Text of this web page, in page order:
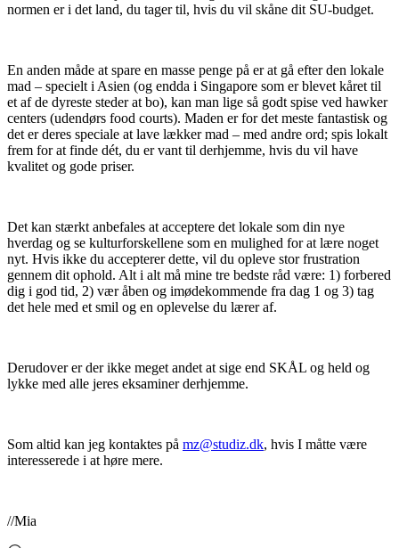
normen er i det land, du tager til, hvis du vil skåne dit SU-budget.
En anden måde at spare en masse penge på er at gå efter den lokale
mad – specielt i Asien (og endda i Singapore som er blevet kåret til
et af de dyreste steder at bo), kan man lige så godt spise ved hawker
centers (udendørs food courts). Maden er for det meste fantastisk og
det er deres speciale at lave lækker mad – med andre ord; spis lokalt
frem for at finde dét, du er vant til derhjemme, hvis du vil have
kvalitet og gode priser.
Det kan stærkt anbefales at acceptere det lokale som din nye
hverdag og se kulturforskellene som en mulighed for at lære noget
nyt. Hvis ikke du accepterer dette, vil du opleve stor frustration
gennem dit ophold. Alt i alt må mine tre bedste råd være: 1) forbered
dig i god tid, 2) vær åben og imødekommende fra dag 1 og 3) tag
det hele med et smil og en oplevelse du lærer af.
Derudover er der ikke meget andet at sige end SKÅL og held og
lykke med alle jeres eksaminer derhjemme.
Som altid kan jeg kontaktes på mz@studiz.dk, hvis I måtte være
interesserede i at høre mere.
//Mia